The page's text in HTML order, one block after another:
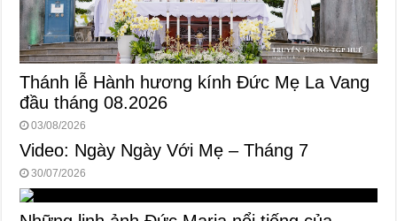
Thánh lễ Hành hương kính Đức Mẹ La Vang
đầu tháng 08.2026
03/08/2026
Video: Ngày Ngày Với Mẹ – Tháng 7
30/07/2026